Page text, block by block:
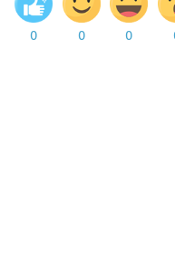
0 0 0